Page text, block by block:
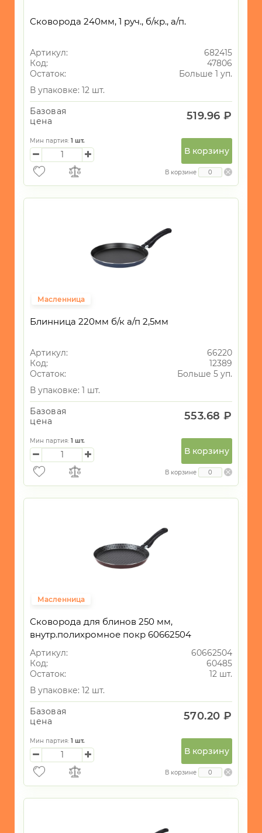
Сковорода 240мм, 1 руч., б/кр., а/п.
Артикул:
682415
Код:
47806
Остаток:
Больше 1 уп.
В упаковке: 12 шт.
Базовая
цена
519.96 ₽
Мин партия: 1 шт.
В корзину
В корзине
Масленница
Блинница 220мм б/к а/п 2,5мм
Артикул:
66220
Код:
12389
Остаток:
Больше 5 уп.
В упаковке: 1 шт.
Базовая
цена
553.68 ₽
Мин партия: 1 шт.
В корзину
В корзине
Масленница
Сковорода для блинов 250 мм,
внутр.полихромное покр 60662504
Артикул:
60662504
Код:
60485
Остаток:
12 шт.
В упаковке: 12 шт.
Базовая
цена
570.20 ₽
Мин партия: 1 шт.
В корзину
В корзине